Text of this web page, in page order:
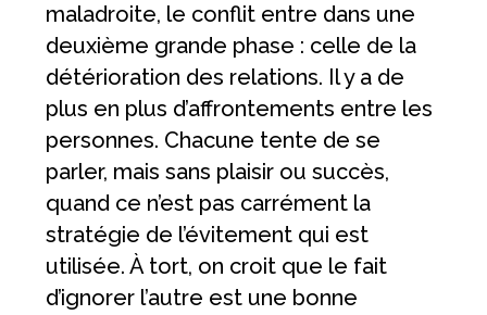
maladroite, le conflit entre dans une
deuxième grande phase : celle de la
détérioration des relations. Il y a de
plus en plus d’affrontements entre les
personnes. Chacune tente de se
parler, mais sans plaisir ou succès,
quand ce n’est pas carrément la
stratégie de l’évitement qui est
utilisée. À tort, on croit que le fait
d’ignorer l’autre est une bonne